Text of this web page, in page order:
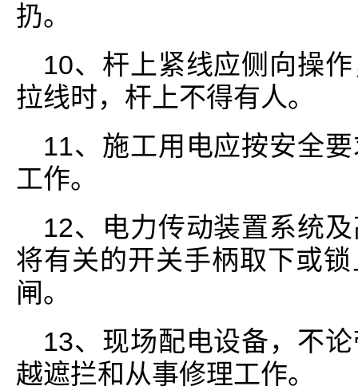
扔。
10、杆上紧线应侧向操
拉线时，杆上不得有人。
11、施工用电应按安全
工作。
12、电力传动装置系统
将有关的开关手柄取下或
闸。
13、现场配电设备，不
越遮拦和从事修理工作。